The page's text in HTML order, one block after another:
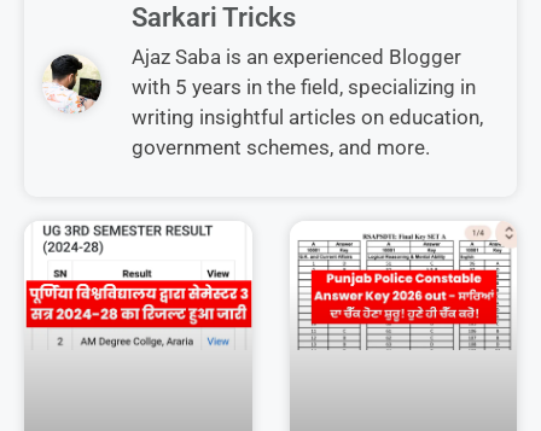
Sarkari Tricks
Ajaz Saba is an experienced Blogger
with 5 years in the field, specializing in
writing insightful articles on education,
government schemes, and more.